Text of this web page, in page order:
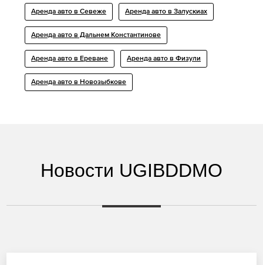
Аренда авто в Севеже Аренда авто в Залускиах
Аренда авто в Дальнем Константинове
Аренда авто в Ереване Аренда авто в Физули
Аренда авто в Новозыбкове
Новости UGIBDDMO